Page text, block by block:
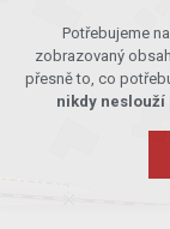
Potřebujeme
zobrazovaný
přesně to, co
nikdy